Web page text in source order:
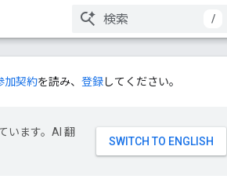
/
加契約を読み、 登録してください。
います。AI 翻